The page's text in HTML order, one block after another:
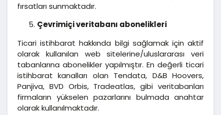
fırsatları sunmaktadır.
Çevrimiçi veritabanı abonelikleri
Ticari istihbarat hakkında bilgi sağlamak için aktif
olarak kullanılan web sitelerine/uluslararası veri
tabanlarına abonelikler yapılmıştır. En değerli ticari
istihbarat kanalları olan Tendata, D&B Hoovers,
Panjiva, BVD Orbis, Tradeatlas, gibi veritabanları
firmaların yükselen pazarlarını bulmada anahtar
olarak kullanılmaktadır.